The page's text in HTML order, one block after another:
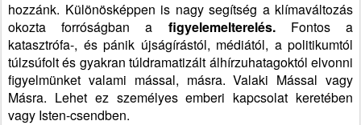
hozzánk. Különösképpen is nagy segítség a klímaváltozás
okozta forróságban a figyelemelterelés.Fontos a
katasztrófa-, és pánik újságírástól, médiától, a politikumtól
túlzsúfolt és gyakran túldramatizált álhírzuhatagoktól elvonni
figyelmünket valami mással, másra. Valaki Mással vagy
Másra. Lehet ez személyes emberi kapcsolat keretében
vagy Isten-csendben.